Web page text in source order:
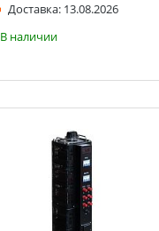
Доставка: 13.08.2026
В наличии